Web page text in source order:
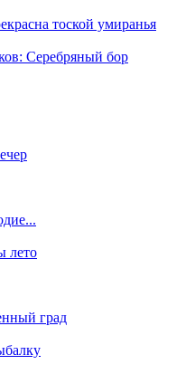
тоской умиранья
Серебряный бор
лето
град